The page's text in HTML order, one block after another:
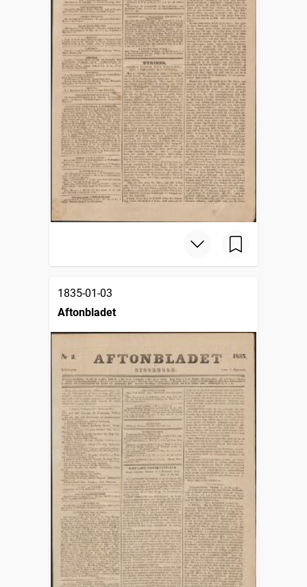
1835-01-03
Aftonbladet